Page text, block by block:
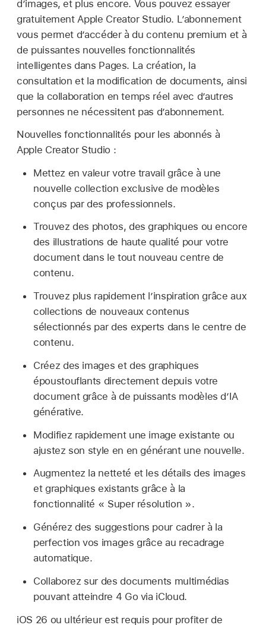
d’images, et plus encore. Vous pouvez essayer
gratuitement Apple Creator Studio. L’abonnement
vous permet d’accéder à du contenu premium et à
de puissantes nouvelles fonctionnalités
intelligentes dans Pages. La création, la
consultation et la modification de documents, ainsi
que la collaboration en temps réel avec d’autres
personnes ne nécessitent pas d’abonnement.
Nouvelles fonctionnalités pour les abonnés à
Apple Creator Studio :
Mettez en valeur votre travail grâce à une
nouvelle collection exclusive de modèles
conçus par des professionnels.
Trouvez des photos, des graphiques ou encore
des illustrations de haute qualité pour votre
document dans le tout nouveau centre de
contenu.
Trouvez plus rapidement l’inspiration grâce aux
collections de nouveaux contenus
sélectionnés par des experts dans le centre de
contenu.
Créez des images et des graphiques
époustouflants directement depuis votre
document grâce à de puissants modèles d’IA
générative.
Modifiez rapidement une image existante ou
ajustez son style en en générant une nouvelle.
Augmentez la netteté et les détails des images
et graphiques existants grâce à la
fonctionnalité « Super résolution ».
Générez des suggestions pour cadrer à la
perfection vos images grâce au recadrage
automatique.
Collaborez sur des documents multimédias
pouvant atteindre 4 Go via iCloud.
iOS 26 ou ultérieur est requis pour profiter de